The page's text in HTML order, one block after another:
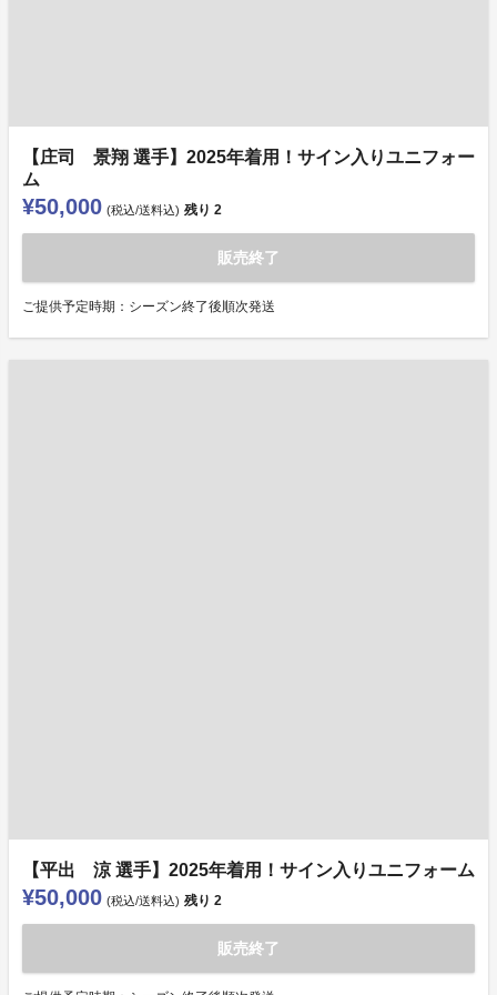
【庄司 景翔 選手】2025年着用！サイン入りユニフォー
ム
¥50,000 (税込/送料込) 残り 2
販売終了
ご提供予定時期：シーズン終了後順次発送
【平出 涼 選手】2025年着用！サイン入りユニフォーム
¥50,000 (税込/送料込) 残り 2
販売終了